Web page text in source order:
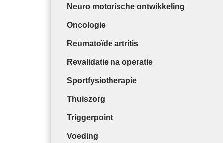
Neuro motorische ontwikkeling
Oncologie
Reumatoïde artritis
Revalidatie na operatie
Sportfysiotherapie
Thuiszorg
Triggerpoint
Voeding